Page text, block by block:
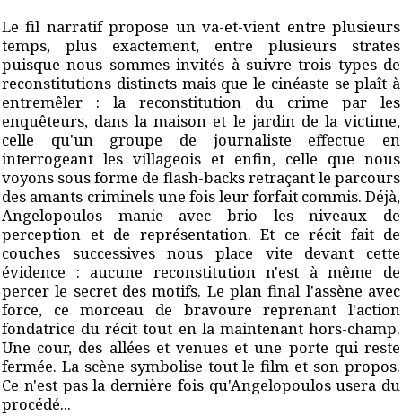
Le fil narratif propose un va-et-vient entre plusieurs
temps, plus exactement, entre plusieurs strates
puisque nous sommes invités à suivre trois types de
reconstitutions distincts mais que le cinéaste se plaît à
entremêler : la reconstitution du crime par les
enquêteurs, dans la maison et le jardin de la victime,
celle qu'un groupe de journaliste effectue en
interrogeant les villageois et enfin, celle que nous
voyons sous forme de flash-backs retraçant le parcours
des amants criminels une fois leur forfait commis. Déjà,
Angelopoulos manie avec brio les niveaux de
perception et de représentation. Et ce récit fait de
couches successives nous place vite devant cette
évidence : aucune reconstitution n'est à même de
percer le secret des motifs. Le plan final l'assène avec
force, ce morceau de bravoure reprenant l'action
fondatrice du récit tout en la maintenant hors-champ.
Une cour, des allées et venues et une porte qui reste
fermée. La scène symbolise tout le film et son propos.
Ce n'est pas la dernière fois qu'Angelopoulos usera du
procédé...